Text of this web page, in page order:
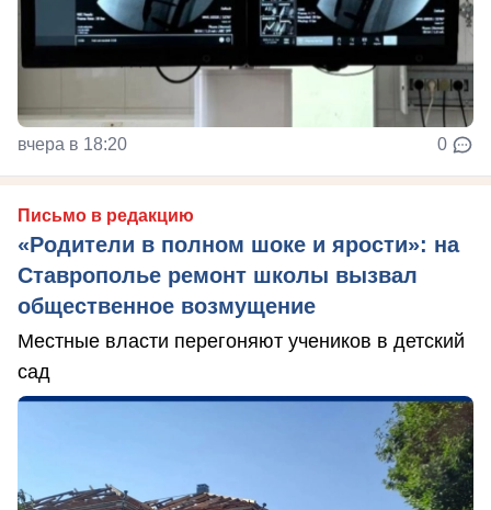
вчера в 18:20 0
Письмо в редакцию
«Родители в полном шоке и ярости»: на
Ставрополье ремонт школы вызвал
общественное возмущение
Местные власти перегоняют учеников в детский
сад